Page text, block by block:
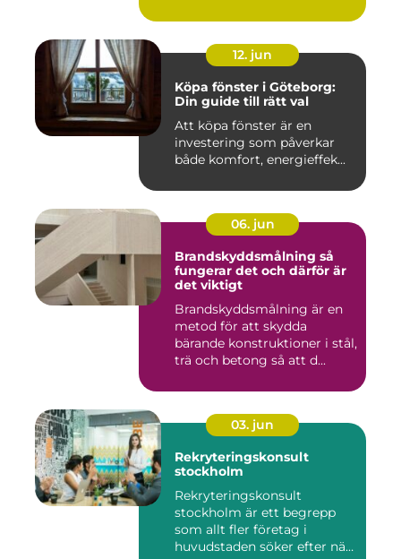
12. jun
Köpa fönster i Göteborg:
Din guide till rätt val
Att köpa fönster är en
investering som påverkar
både komfort, energieffek...
06. jun
Brandskyddsmålning så
fungerar det och därför är
det viktigt
Brandskyddsmålning är en
metod för att skydda
bärande konstruktioner i stål,
trä och betong så att d...
03. jun
Rekryteringskonsult
stockholm
Rekryteringskonsult
stockholm är ett begrepp
som allt fler företag i
huvudstaden söker efter när